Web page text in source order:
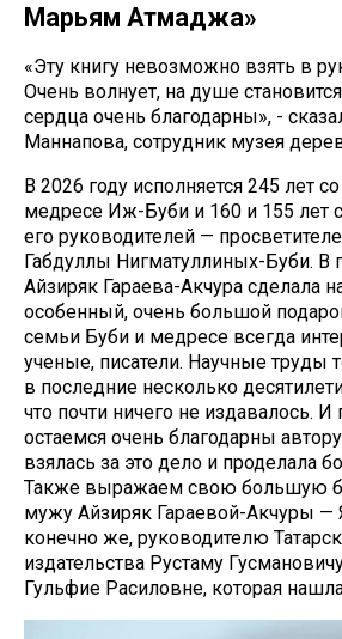
Марьям Атмаджа»
«Эту книгу невозможно взять в
Очень волнует, на душе
сердца очень благодарны», -
Маннапова, сотрудник музея
В 2026 году исполняется 245 лет
медресе Иж-Буби и 160 и 155 лет
его руководителей —
Габдуллы Нигматуллиных-Буби. В
Айзиряк Гараева-Акчура сделала
особенный, очень большой
семьи Буби и медресе всегда
ученые, писатели. Научные труды
в последние несколько
что почти ничего не издавалось.
остаемся очень благодарны автору
взялась за это дело и проделала
Также выражаем свою большую
мужу Айзиряк Гараевой-Акчуры
конечно же, руководителю
издательства Рустаму
Гульфие Расиловне, которая